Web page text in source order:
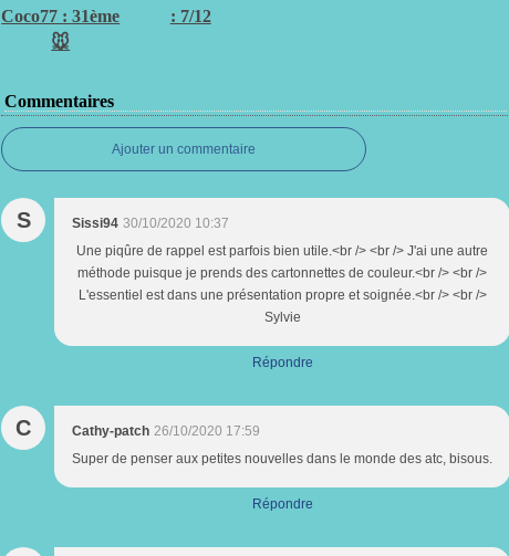
Coco77 : 31ème
🐭
: 7/12
Commentaires
Ajouter un commentaire
S Sissi94 30/10/2020 10:37
Une piqûre de rappel est parfois bien utile.<br /> <br /> J'ai une autre
méthode puisque je prends des cartonnettes de couleur.<br /> <br />
L'essentiel est dans une présentation propre et soignée.<br /> <br />
Sylvie
Répondre
C Cathy-patch 26/10/2020 17:59
Super de penser aux petites nouvelles dans le monde des atc, bisous.
Répondre